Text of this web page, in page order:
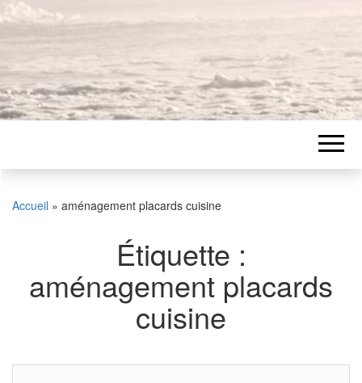
Accueil » aménagement placards cuisine
Étiquette :
aménagement placards
cuisine